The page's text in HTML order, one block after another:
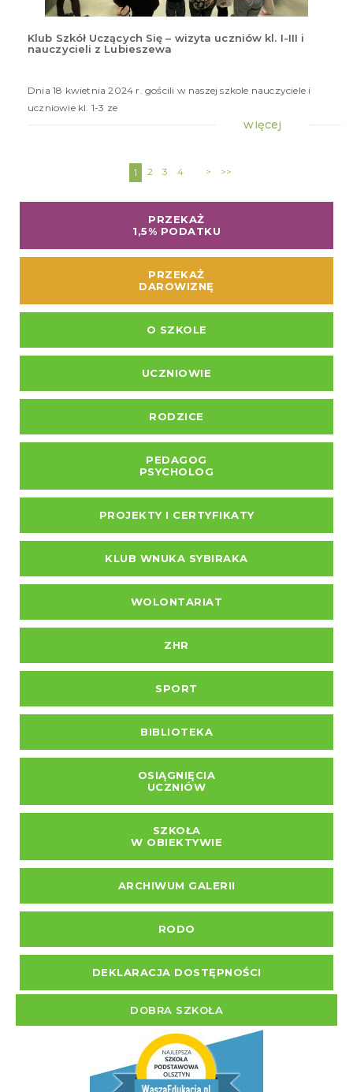
Klub Szkół Uczących Się – wizyta uczniów kl. I-III i
nauczycieli z Lubieszewa
Dnia 18 kwietnia 2024 r. gościli w naszej szkole nauczyciele i
uczniowie kl. 1-3 ze
więcej
1 2 3 4 > >>
PRZEKAŻ
1,5% PODATKU
PRZEKAŻ
DAROWIZNĘ
O SZKOLE
UCZNIOWIE
RODZICE
PEDAGOG
PSYCHOLOG
PROJEKTY I CERTYFIKATY
KLUB WNUKA SYBIRAKA
WOLONTARIAT
ZHR
SPORT
BIBLIOTEKA
OSIĄGNIĘCIA
UCZNIÓW
SZKOŁA
W OBIEKTYWIE
ARCHIWUM GALERII
RODO
DEKLARACJA DOSTĘPNOŚCI
DOBRA SZKOŁA